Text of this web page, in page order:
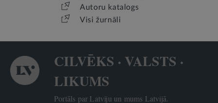
Autoru katalogs
Visi žurnāli
CILVĒKS · VALSTS ·
LIKUMS
Portāls par Latviju un mums Latvijā.